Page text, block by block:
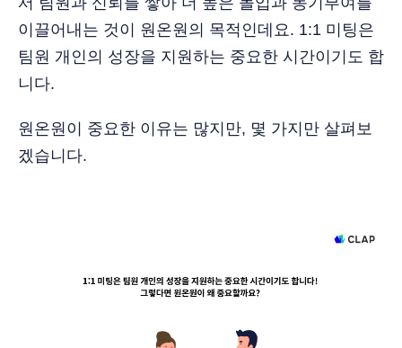
이끌어내는 것이 원온원의 목적인데요. 1:1 미팅은
팀원 개인의 성장을 지원하는 중요한 시간이기도 합
니다.
원온원이 중요한 이유는 많지만, 몇 가지만 살펴보
겠습니다.